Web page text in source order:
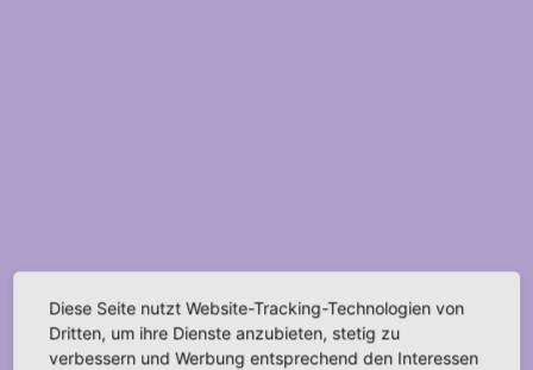
Diese Seite nutzt Website-Tracking-Technologien von
Dritten, um ihre Dienste anzubieten, stetig zu
verbessern und Werbung entsprechend den Interessen